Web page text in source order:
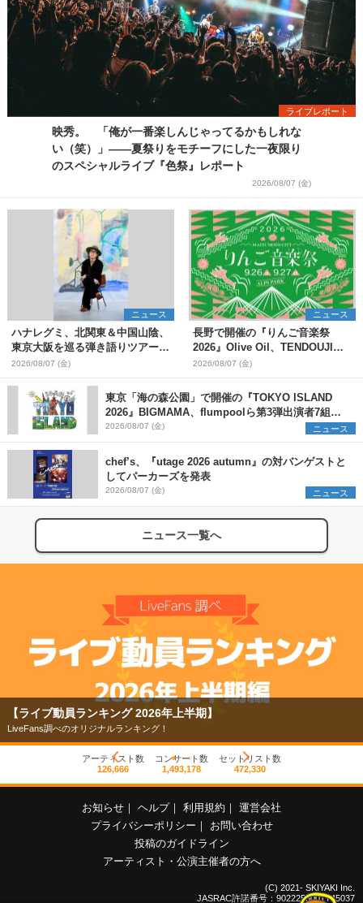
ライブレポート
映秀。 「俺が一番楽しんじゃってるかもしれな
い（笑）」――夏祭りをモチーフにした一夜限り
のスペシャルライブ『色祭』レポート
2026/08/07 (金)
ニュース
ハナレグミ、北関東＆中国山陰、
東京大阪を巡る弾き語りツアー10
月より開催決定
2026/08/07 (金)
ニュース
長野で開催の『りんご音楽祭
2026』Olive Oil、TENDOUJIら
第11弾出演アーティスト（16組）
を発表
2026/08/07 (金)
東京「海の森公園」で開催の『TOKYO ISLAND
2026』BIGMAMA、flumpoolら第3弾出演者7組を
発表 ワークショップ・アート出展者を募集
2026/08/07 (金) ニュース
chef’s、『utage 2026 autumn』の対バンゲストと
してパーカーズを発表
2026/08/07 (金) ニュース
ニュース一覧へ
【ライブ動員ランキング 2026年上半期】
LiveFans調べのオリジナルランキング！
アーティスト数
126,666
コンサート数
1,493,178
セットリスト数
472,330
お知らせ ヘルプ 利用規約
運営会社
プライバシーポリシー
お問い合わせ
投稿のガイドライン
アーティスト・公演主催者の方へ
(C) 2021- SKIYAKI Inc.
JASRAC許諾番号：9022255001Y45037